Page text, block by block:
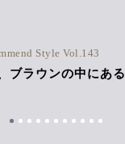
Style Vol.143
ブラウンの中にある